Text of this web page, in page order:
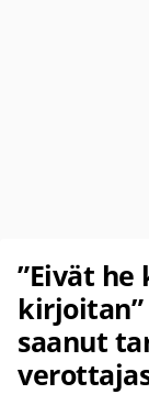
”Eivät
kirjoitan”
saanut